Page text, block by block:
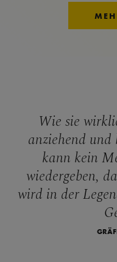
Wie sie
anziehend und
kann kein
wiedergeben,
wird in der